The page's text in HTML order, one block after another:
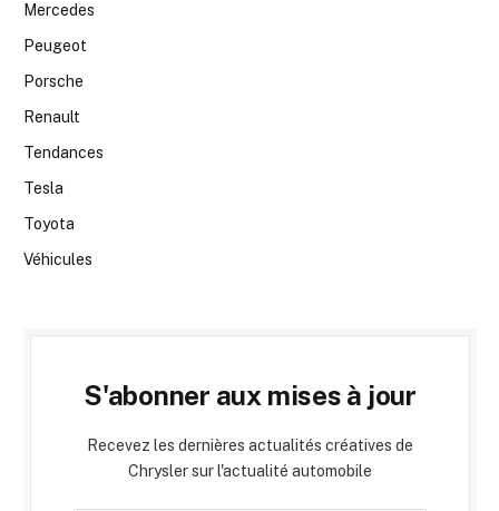
Mercedes
Peugeot
Porsche
Renault
Tendances
Tesla
Toyota
Véhicules
S'abonner aux mises à jour
Recevez les dernières actualités créatives de
Chrysler sur l'actualité automobile